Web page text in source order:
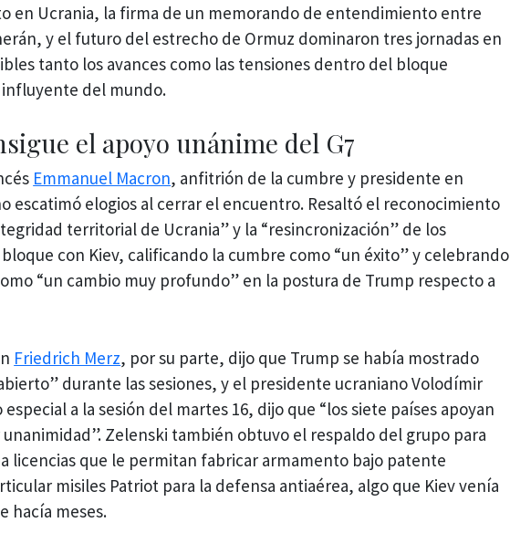
en Ucrania, la firma de un memorando de entendimiento entre
y el futuro del estrecho de Ormuz dominaron tres jornadas en
tanto los avances como las tensiones dentro del bloque
del mundo.
el apoyo unánime del G7
Emmanuel Macron, anfitrión de la cumbre y presidente en
escatimó elogios al cerrar el encuentro. Resaltó el reconocimiento
territorial de Ucrania” y la “resincronización” de los
con Kiev, calificando la cumbre como “un éxito” y celebrando
“un cambio muy profundo” en la postura de Trump respecto a
Friedrich Merz, por su parte, dijo que Trump se había mostrado
durante las sesiones, y el presidente ucraniano Volodímir
a la sesión del martes 16, dijo que “los siete países apoyan
unanimidad”. Zelenski también obtuvo el respaldo del grupo para
licencias que le permitan fabricar armamento bajo patente
misiles Patriot para la defensa antiaérea, algo que Kiev venía
hacía meses.